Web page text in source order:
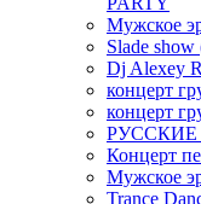
Мужское
Slade
Dj Alexey
концерт
концерт
РУССКИЕ
Концерт
Мужское
Trance